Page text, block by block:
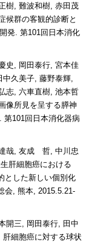
樹, 難波和樹, 赤田茂
候群の客観的診断と
発. 第101回日本消化
史, 岡田泰行, 宮本佳
久美子, 藤野泰輝,
志, 六車直樹, 池本哲
像所見を呈する膵神
第101回日本消化器病
哉, 友成 哲, 中川忠
肝細胞癌における
とした新しい個別化
会, 熊本, 2015.5.21-
開三, 岡田泰行, 田中
細胞癌に対する球状